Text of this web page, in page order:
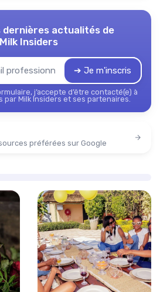
dernières actualités de
Milk Insiders
➔ Je m'inscris
j’accepte d’être contacté(e) à
par Milk Insiders et ses partenaires.
préférées sur Google